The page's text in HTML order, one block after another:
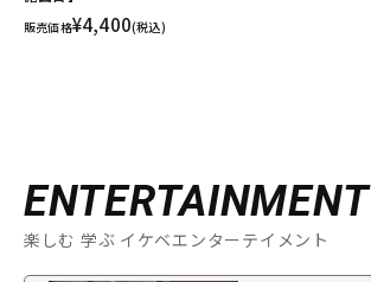
販売価格¥4,400(税込)
ENTERTAINMENT
楽しむ 学ぶ イケベエンターテイメント